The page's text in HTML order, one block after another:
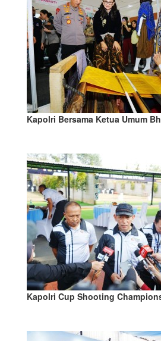
Kapolri Bersama Ketua Umum
Kapolri Cup Shooting